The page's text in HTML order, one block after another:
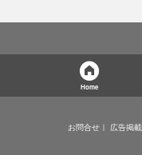
Home
お問合せ 広告掲載